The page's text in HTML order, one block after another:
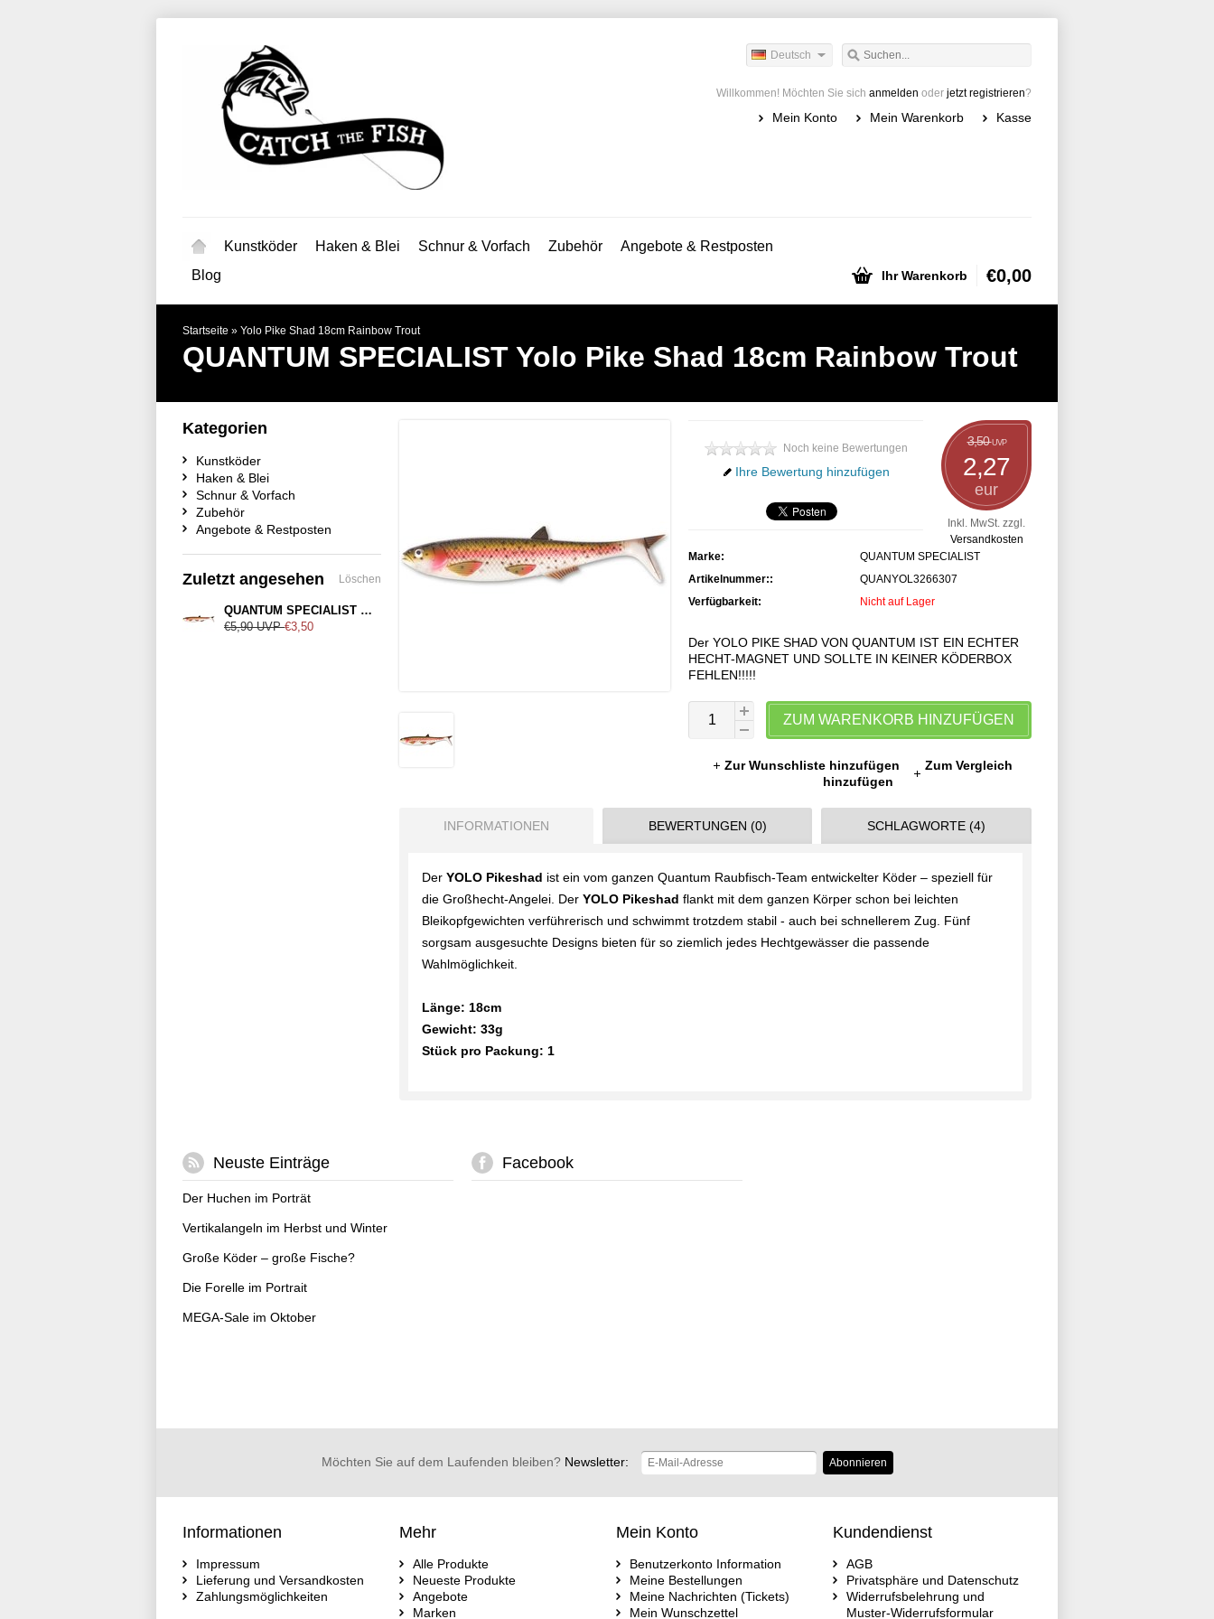
Deutsch
Willkommen! Möchten Sie sich anmelden oder jetzt registrieren?
Mein Konto Mein Warenkorb Kasse
Kunstköder Haken & Blei Schnur & Vorfach Zubehör
Angebote & Restposten
Blog
Ihr Warenkorb €0,00
Startseite » Yolo Pike Shad 18cm Rainbow Trout
QUANTUM SPECIALIST Yolo Pike Shad 18cm Rainbow Trout
3,50UVP
2,27
eur
Inkl. MwSt. zzgl.
Versandkosten
Noch keine Bewertungen
Ihre Bewertung hinzufügen
Marke:
QUANTUM SPECIALIST
Artikelnummer::
QUANYOL3266307
Verfügbarkeit:
Nicht auf Lager
Der YOLO PIKE SHAD VON QUANTUM IST EIN ECHTER
HECHT-MAGNET UND SOLLTE IN KEINER KÖDERBOX
FEHLEN!!!!!
ZUM WARENKORB HINZUFÜGEN
Zur Wunschliste hinzufügen
Zum Vergleich
hinzufügen
INFORMATIONEN BEWERTUNGEN (0) SCHLAGWORTE (4)
Der YOLO Pikeshad ist ein vom ganzen Quantum Raubfisch-Team entwickelter Köder – speziell für
die Großhecht-Angelei. Der YOLO Pikeshad flankt mit dem ganzen Körper schon bei leichten
Bleikopfgewichten verführerisch und schwimmt trotzdem stabil - auch bei schnellerem Zug. Fünf
sorgsam ausgesuchte Designs bieten für so ziemlich jedes Hechtgewässer die passende
Wahlmöglichkeit.
Länge: 18cm
Gewicht: 33g
Stück pro Packung: 1
Kategorien
Kunstköder
Haken & Blei
Schnur & Vorfach
Zubehör
Angebote & Restposten
Zuletzt angesehen Löschen
QUANTUM SPECIALIST Yolo Pike Shad 18cm Rainbow Trout
€5,90UVP €3,50
Neuste Einträge
Der Huchen im Porträt
Vertikalangeln im Herbst und Winter
Große Köder – große Fische?
Die Forelle im Portrait
MEGA-Sale im Oktober
Facebook
Möchten Sie auf dem Laufenden bleiben?Newsletter: Abonnieren
Informationen
Impressum
Lieferung und Versandkosten
Zahlungsmöglichkeiten
Mehr
Alle Produkte
Neueste Produkte
Angebote
Marken
Mein Konto
Benutzerkonto Information
Meine Bestellungen
Meine Nachrichten (Tickets)
Mein Wunschzettel
Kundendienst
AGB
Privatsphäre und Datenschutz
Widerrufsbelehrung und
Muster-Widerrufsformular